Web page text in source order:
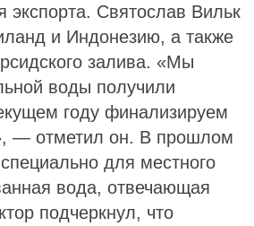
Святослав Вильк
и Индонезию, а также
залива. «Мы
воды получили
году финализируем
— отметил он. В прошлом
для местного
вода, отвечающая
подчеркнул, что